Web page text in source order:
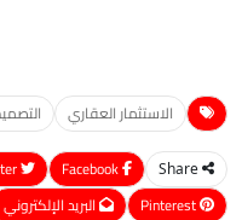
الاستثمار العقاري
Share
Pinterest
البريد الإلكتروني